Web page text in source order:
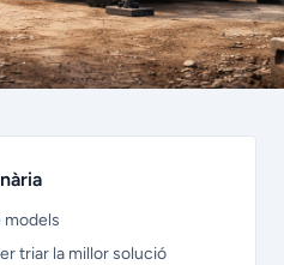
models
triar la millor solució